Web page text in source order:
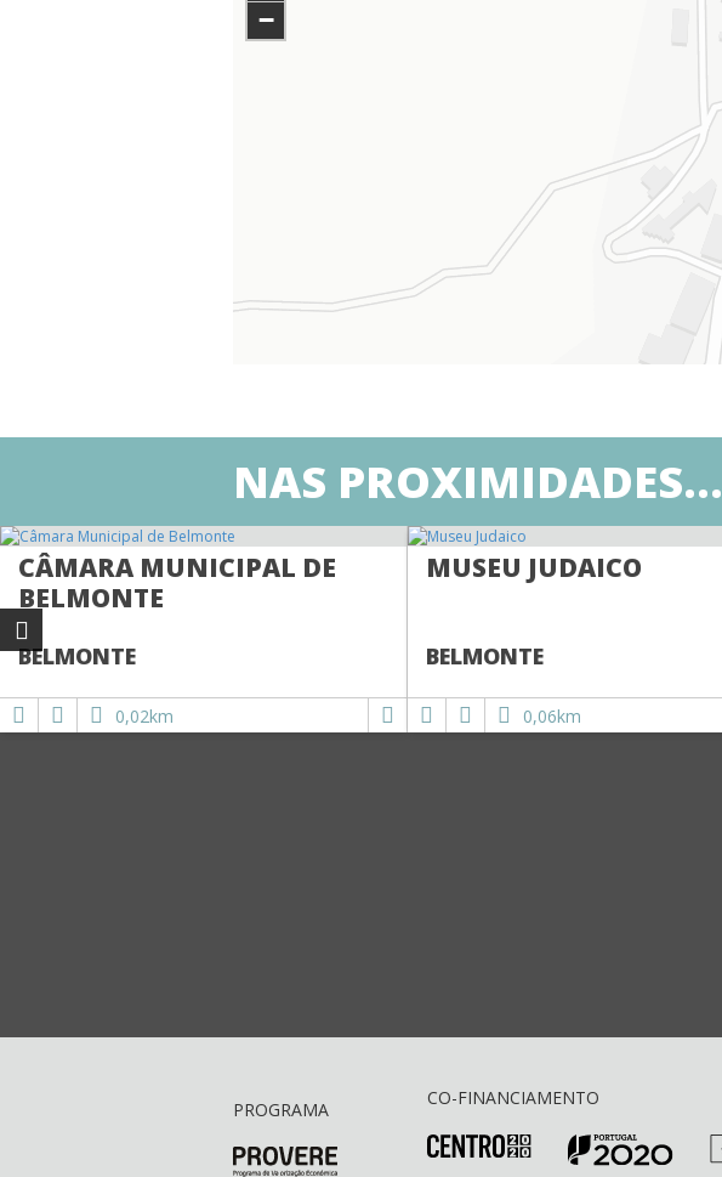
−
NAS PROXIMIDADES...
CÂMARA MUNICIPAL DE
BELMONTE
BELMONTE
0,02km
MUSEU JUDAICO
BELMONTE
0,06km
PROGRAMA
CO-FINANCIAMENTO